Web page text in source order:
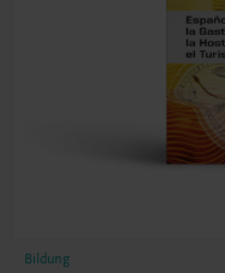
Bildung